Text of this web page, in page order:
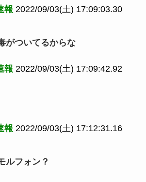
報 2022/09/03(土) 17:09:03.30
がついてるからな
報 2022/09/03(土) 17:09:42.92
報 2022/09/03(土) 17:12:31.16
ルフォン？